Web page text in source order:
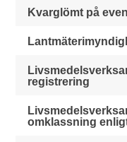
Kvarglömt på
registrering
omklassning